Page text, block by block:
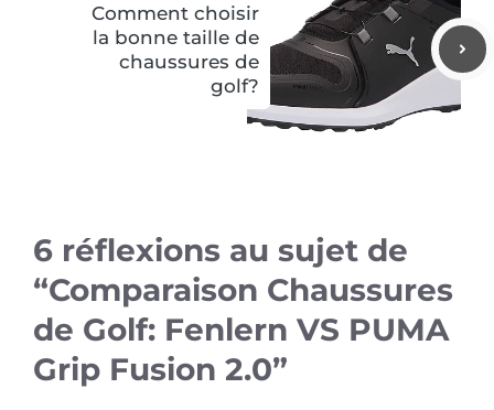
Comment choisir
la bonne taille de
chaussures de
golf?
6 réflexions au sujet de
“Comparaison Chaussures
de Golf: Fenlern VS PUMA
Grip Fusion 2.0”